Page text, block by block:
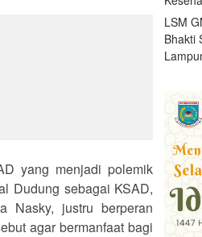
yang menjadi polemik
Dudung sebagai KSAD,
Nasky, justru berperan
agar bermanfaat bagi
LSM
Bhakti